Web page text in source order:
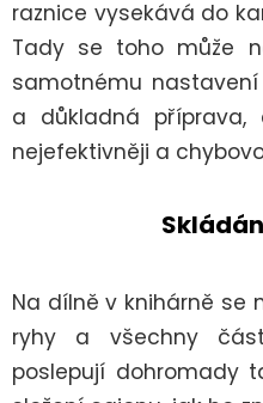
raznice vysekává do
Tady se toho může
samotnému
a důkladná příprava,
nejefektivněji a
Na dílně v knihárně se
ryhy a všechny
poslepují dohromady